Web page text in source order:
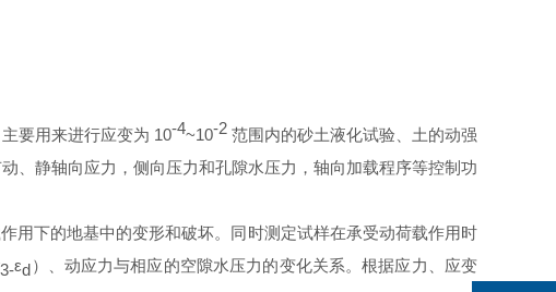
要用来进行应变为 10-4~10-2范围内的砂土液化试验、土的动强
、静轴向应力，侧向压力和孔隙水压力，轴向加载程序等控制功
用下的地基中的变形和破坏。同时测定试样在承受动荷载作用时
3-εd）、动应力与相应的空隙水压力的变化关系。根据应力、应变